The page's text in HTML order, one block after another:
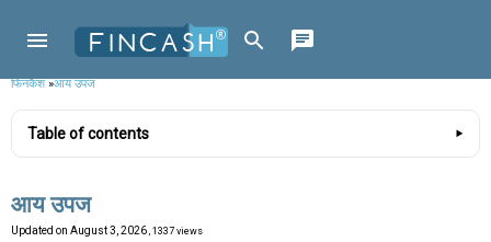
फिनकैश»आय उपज
Table of contents
आय उपज
Updated on August 3, 2026 , 1337 views